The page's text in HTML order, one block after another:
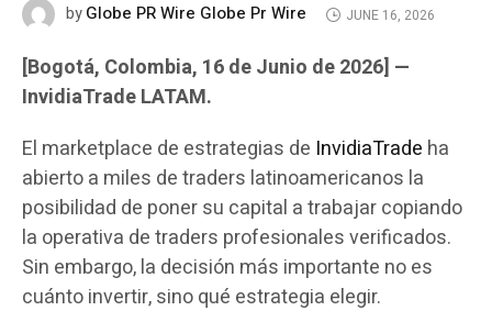
byGlobe PR Wire Globe Pr Wire JUNE 16, 2026
[Bogotá, Colombia, 16 de Junio de 2026] —
InvidiaTrade LATAM.
El marketplace de estrategias de InvidiaTrade ha
abierto a miles de traders latinoamericanos la
posibilidad de poner su capital a trabajar copiando
la operativa de traders profesionales verificados.
Sin embargo, la decisión más importante no es
cuánto invertir, sino qué estrategia elegir.